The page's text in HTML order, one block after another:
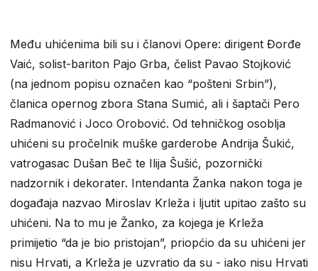
Među uhićenima bili su i članovi Opere: dirigent Đorđe
Vaić, solist-bariton Pajo Grba, čelist Pavao Stojković
(na jednom popisu označen kao “pošteni Srbin”),
članica opernog zbora Stana Sumić, ali i šaptači Pero
Radmanović i Joco Orobović. Od tehničkog osoblja
uhićeni su pročelnik muške garderobe Andrija Šukić,
vatrogasac Dušan Beč te Ilija Šušić, pozornički
nadzornik i dekorater. Intendanta Žanka nakon toga je
događaja nazvao Miroslav Krleža i ljutit upitao zašto su
uhićeni. Na to mu je Žanko, za kojega je Krleža
primijetio “da je bio pristojan”, priopćio da su uhićeni jer
nisu Hrvati, a Krleža je uzvratio da su - iako nisu Hrvati